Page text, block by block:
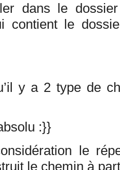
dans le
contient le
y a 2 type de
:}}
le
le chemin à